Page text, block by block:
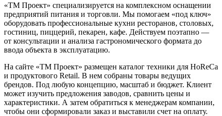
«ТМ Проект» специализируется на комплексном оснащении
предприятий питания и торговли. Мы помогаем «под ключ»
оборудовать профессиональные кухни ресторанов, столовых,
гостиниц, пиццерий, пекарен, кафе. Действуем поэтапно —
от консультации и анализа гастрономического формата до
ввода объекта в эксплуатацию.
На сайте «ТМ Проект» размещен каталог техники для HoReCa
и продуктового Retail. В нем собраны товары ведущих
брендов. Под любую концепцию, масштаб и бюджет. Клиент
может изучить предложения заводов, сравнить цены и
характеристики. А затем обратиться к менеджерам компании,
чтобы они сформировали заказ и выставили счет на оплату.